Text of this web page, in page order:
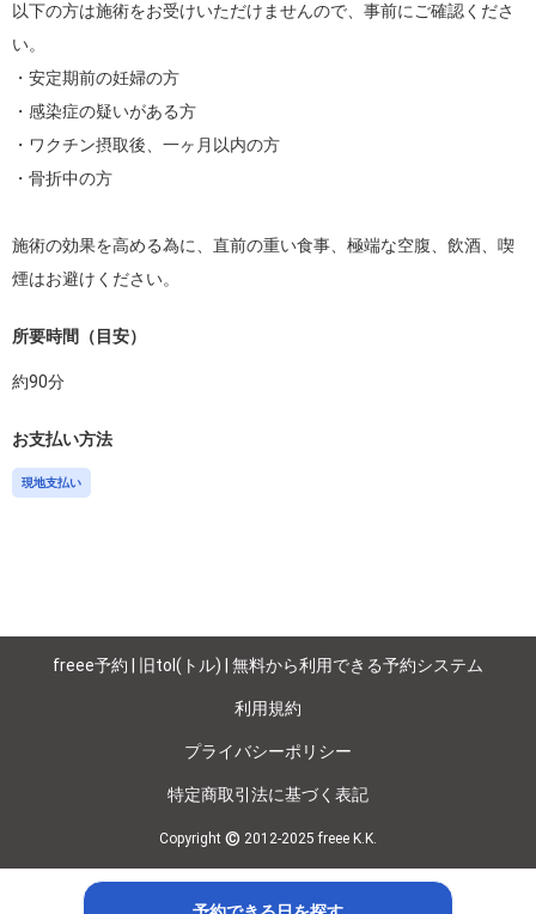
以下の方は施術をお受けいただけませんので、事前にご確認くださ
い。
・安定期前の妊婦の方
・感染症の疑いがある方
・ワクチン摂取後、一ヶ月以内の方
・骨折中の方
施術の効果を高める為に、直前の重い食事、極端な空腹、飲酒、喫
煙はお避けください。
所要時間（目安）
約90分
お支払い方法
現地支払い
freee予約 | 旧tol(トル) | 無料から利用できる予約システム
利用規約
プライバシーポリシー
特定商取引法に基づく表記
Copyright © 2012-2025 freee K.K.